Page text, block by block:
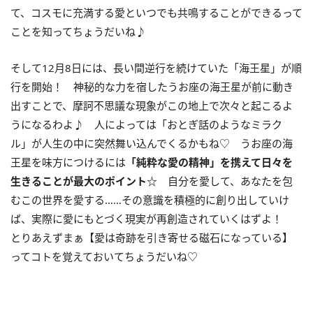
て、コスモに充満する愛といつでも共鳴することができるって
ことを知ってちょうだいね♪
そして12月8日には、長い間逆行を続けていた「海王星」が順
行を開始！ 神秘的な力を宿したうお座の海王星が前に動き
出すことで、摩訶不思議な現象がこの地上で次々と起こるよ
うになるわよ♪ 人によっては「おとぎ話のようなミラク
ル」が人生の中に突然舞い込んでくるかもね♡ うお座の海
王星を味方につけるには 「純粋な愛の精神」を携えて日々を
生きることが最大のポイント☆ 自分を愛して、あなたを包
むこの世界を愛する……その意識を積極的に創り出していけ
ば、実際に愛にもとづく現実が再創造されていくはずよ！
とりあえずまぁ【愛は奇跡を引き寄せる磁石になっている】
ってコトを覚えておいてちょうだいね♡